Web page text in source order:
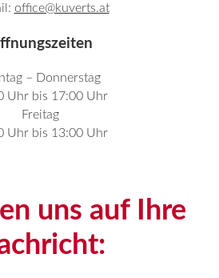
office@kuverts.at
– Donnerstag
Uhr bis 17:00 Uhr
Freitag
Uhr bis 13:00 Uhr
uns auf Ihre